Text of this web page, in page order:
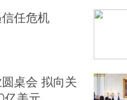
任危机
桌会 拟向关